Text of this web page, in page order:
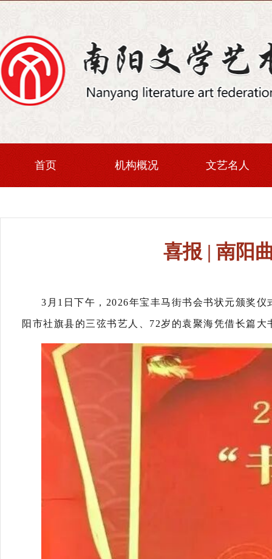
首页 机构概况 文艺名人
喜报 | 南阳
3月1日下午，2026年宝丰马街书会书状元颁奖
阳市社旗县的三弦书艺人、72岁的袁聚海凭借长篇